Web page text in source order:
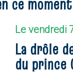
Le vendredi
La drôle
du prince